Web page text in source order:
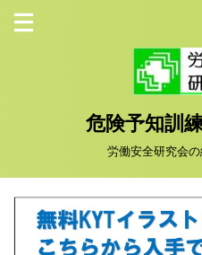
危険予知訓
労働安全研究会